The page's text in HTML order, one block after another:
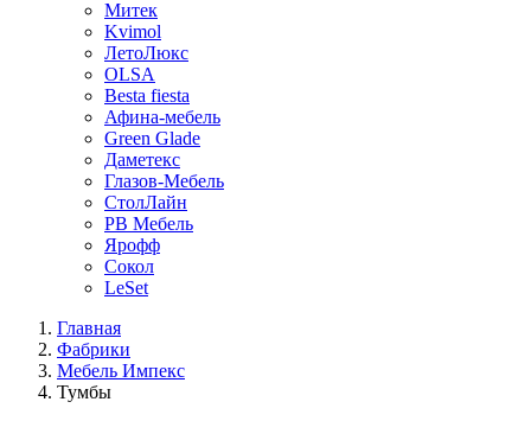
Митек
Kvimol
ЛетоЛюкс
OLSA
Besta fiesta
Афина-мебель
Green Glade
Даметекс
Глазов-Мебель
СтолЛайн
РВ Мебель
Ярофф
Сокол
LeSet
Главная
Фабрики
Мебель Импекс
Тумбы